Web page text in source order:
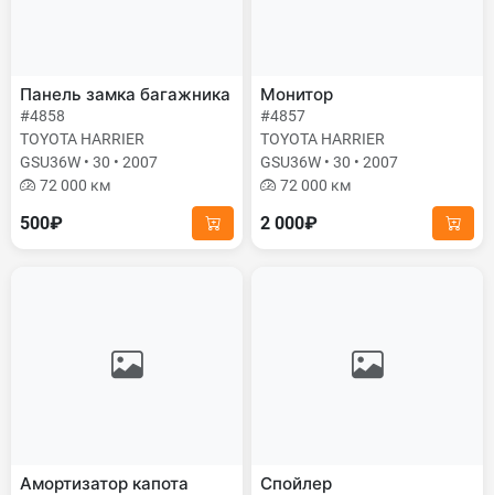
Панель замка багажника
#4858
TOYOTA HARRIER
GSU36W • 30 • 2007
72 000 км
500₽
Монитор
#4857
TOYOTA HARRIER
GSU36W • 30 • 2007
72 000 км
2 000₽
Амортизатор капота Спойлер